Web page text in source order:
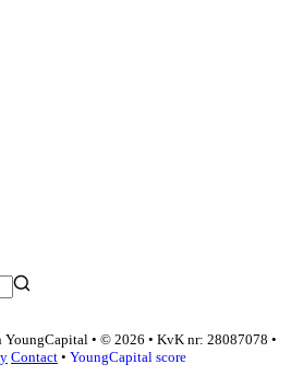
YoungCapital • © 2026 • KvK nr: 28087078 •
Contact • YoungCapital score